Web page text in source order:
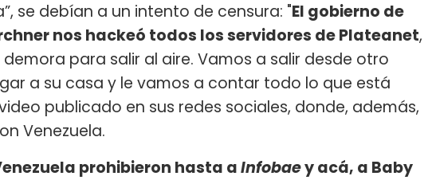
se debían a un intento de censura: "El gobierno de
nos hackeó todos los servidores de Plateanet,
para salir al aire. Vamos a salir desde otro
a su casa y le vamos a contar todo lo que está
publicado en sus redes sociales, donde, además,
Venezuela.
prohibieron hasta aInfobaey acá, a Baby